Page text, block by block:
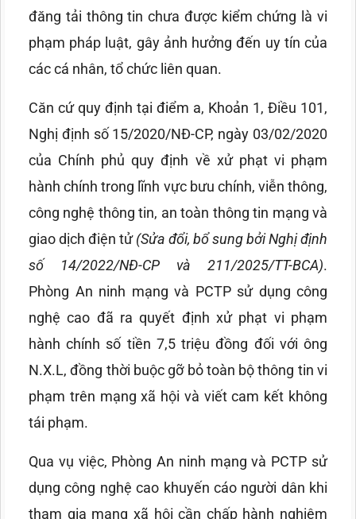
đăng tải thông tin chưa được kiểm chứng là vi
phạm pháp luật, gây ảnh hưởng đến uy tín của
các cá nhân, tổ chức liên quan.
Căn cứ quy định tại điểm a, Khoản 1, Điều 101,
Nghị định số 15/2020/NĐ-CP, ngày 03/02/2020
của Chính phủ quy định về xử phạt vi phạm
hành chính trong lĩnh vực bưu chính, viễn thông,
công nghệ thông tin, an toàn thông tin mạng và
giao dịch điện tử(Sửa đổi, bổ sung bởi Nghị định
số 14/2022/NĐ-CP và 211/2025/TT-BCA).
Phòng An ninh mạng và PCTP sử dụng công
nghệ cao đã ra quyết định xử phạt vi phạm
hành chính số tiền 7,5 triệu đồng đối với ông
N.X.L, đồng thời buộc gỡ bỏ toàn bộ thông tin vi
phạm trên mạng xã hội và viết cam kết không
tái phạm.
Qua vụ việc, Phòng An ninh mạng và PCTP sử
dụng công nghệ cao khuyến cáo người dân khi
tham gia mạng xã hội cần chấp hành nghiêm